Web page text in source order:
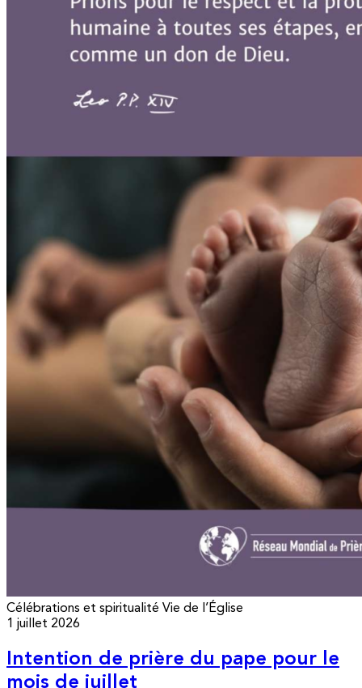
Célébrations et spiritualité Vie de l’Église
1 juillet 2026
Intention de prière du pape pour le
mois de juillet